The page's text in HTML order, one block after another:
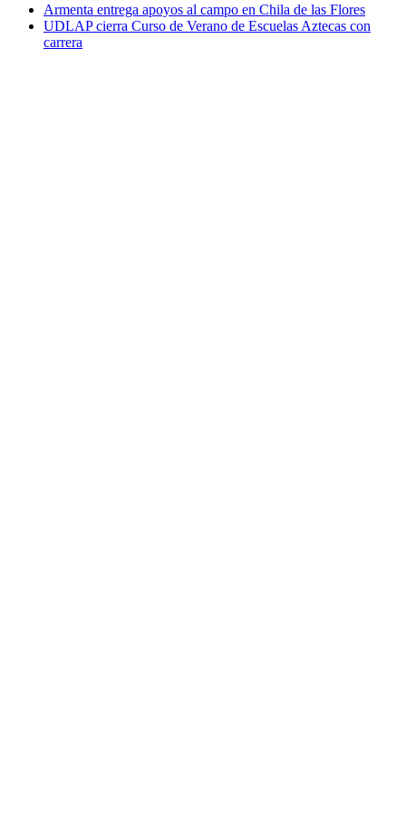
Armenta entrega apoyos al campo en Chila de las Flores
UDLAP cierra Curso de Verano de Escuelas Aztecas con
carrera